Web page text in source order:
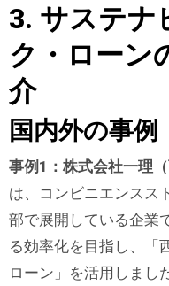
3. サステナ
ク・ローン
介
国内外の事例
事例1：株式会社一理（
は、コンビニエンスス
部で展開している企業
る効率化を目指し、「
ローン」を活用しまし